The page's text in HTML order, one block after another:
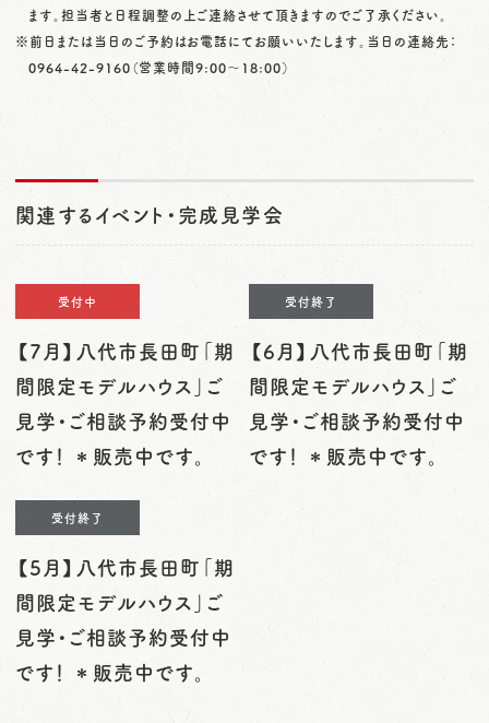
ます。担当者と日程調整の上ご連絡させて頂きますのでご了承ください。
※前日または当日のご予約はお電話にてお願いいたします。当日の連絡先：
0964-42-9160（営業時間9:00〜18:00）
関連するイベント・完成見学会
受付中
【7月】八代市長田町「期
間限定モデルハウス」ご
見学・ご相談予約受付中
です！ ＊販売中です。
受付終了
【6月】八代市長田町「期
間限定モデルハウス」ご
見学・ご相談予約受付中
です！ ＊販売中です。
受付終了
【5月】八代市長田町「期
間限定モデルハウス」ご
見学・ご相談予約受付中
です！ ＊販売中です。